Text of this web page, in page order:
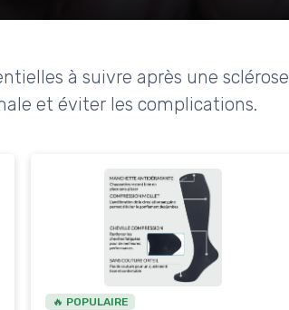
à suivre après une
et éviter les complications.
🔥 POPULAIRE